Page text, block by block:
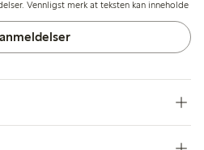
Vennligst merk at teksten kan inneholde